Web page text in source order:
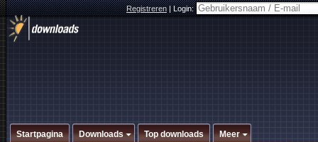
Registreren|Login:
Startpagina Downloads Top downloads Meer